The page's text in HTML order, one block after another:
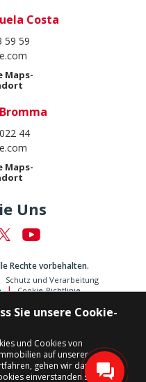
Costa
59 59
Maps-
44
Maps-
Uns
Rechte vorbehalten.
Schutz und Verarbeitung
Cookie-Richtlinie
Sie unsere Cookie-
und Cookies von
auf unserer
gehen wir davon aus,
einverstanden sind.